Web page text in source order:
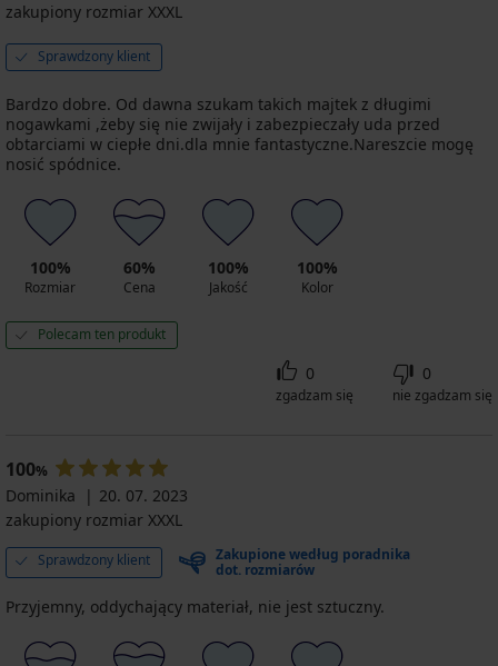
zakupiony rozmiar XXXL
Sprawdzony klient
Bardzo dobre. Od dawna szukam takich majtek z długimi
nogawkami ,żeby się nie zwijały i zabezpieczały uda przed
obtarciami w ciepłe dni.dla mnie fantastyczne.Nareszcie mogę
nosić spódnice.
100%
Rozmiar
60%
Cena
100%
Jakość
100%
Kolor
Polecam ten produkt
0
zgadzam się
0
nie zgadzam się
100%
Dominika
20. 07. 2023
zakupiony rozmiar XXXL
Sprawdzony klient
Zakupione według poradnika
dot. rozmiarów
Przyjemny, oddychający materiał, nie jest sztuczny.